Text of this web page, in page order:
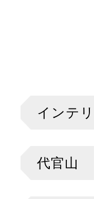
インテ
代官山